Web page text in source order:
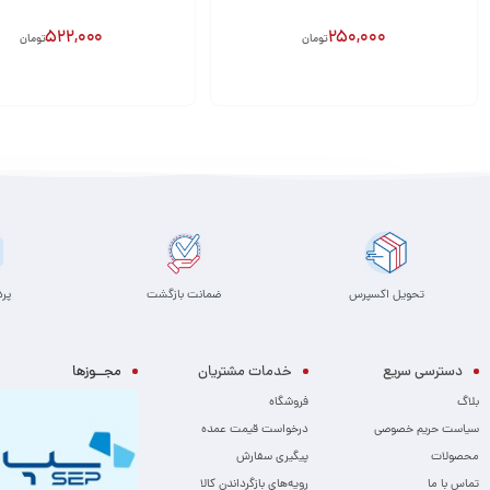
250,000تومان 522,000تومان
تحویل اکسپرس ضمانت بازگشت
دسترسی سریع
بلاگ
سیاست حریم خصوصی
محصولات
تماس با ما
خدمات مشتریان
فروشگاه
درخواست قیمت عمده
پیگیری سفارش
رویه‌های بازگرداندن کالا
مجــوزها